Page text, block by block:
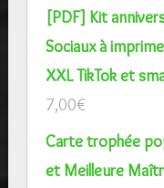
[PDF] Kit
Sociaux à
XXL TikTok et
7,00€
Carte trophée
et Meilleure